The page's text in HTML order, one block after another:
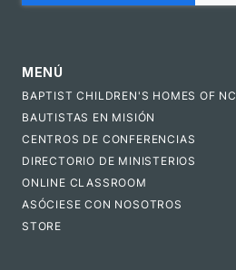
MENÚ
BAPTIST CHILDREN'S HOMES OF NC
BAUTISTAS EN MISIÓN
CENTROS DE CONFERENCIAS
DIRECTORIO DE MINISTERIOS
ONLINE CLASSROOM
ASÓCIESE CON NOSOTROS
STORE